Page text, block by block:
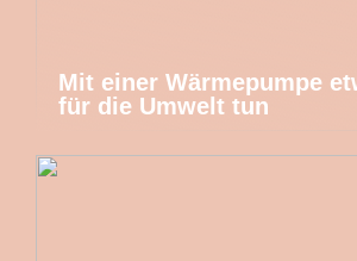
Mit einer Wärmepumpe
für die Umwelt tun